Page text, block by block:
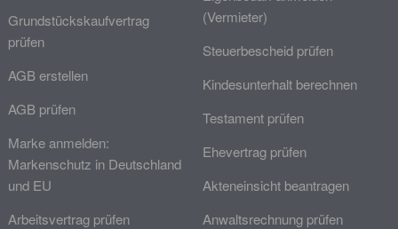
Grundstückskaufvertrag
prüfen
AGB erstellen
AGB prüfen
Marke anmelden:
Markenschutz in Deutschland
und EU
Arbeitsvertrag prüfen
(Vermieter)
Steuerbescheid prüfen
Kindesunterhalt berechnen
Testament prüfen
Ehevertrag prüfen
Akteneinsicht beantragen
Anwaltsrechnung prüfen